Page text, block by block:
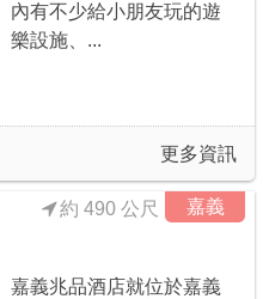
內有不少給小朋友玩的遊
樂設施、...
更多資訊
嘉義
約 490 公尺
嘉義兆品酒店就位於嘉義